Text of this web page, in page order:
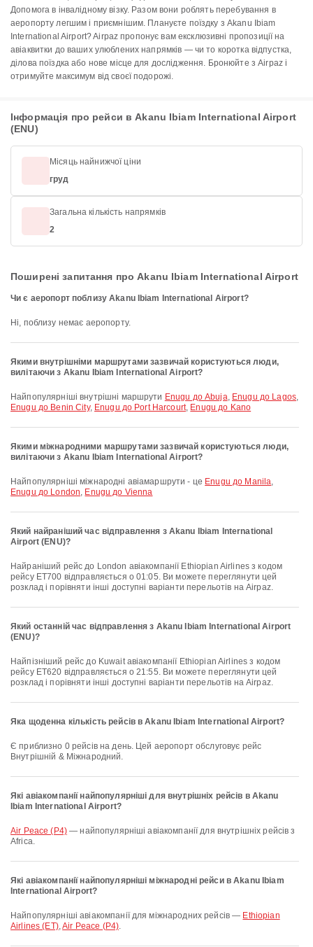
Допомога в інвалідному візку. Разом вони роблять перебування в
аеропорту легшим і приємнішим. Плануєте поїздку з Akanu Ibiam
International Airport? Airpaz пропонує вам ексклюзивні пропозиції на
авіаквитки до ваших улюблених напрямків — чи то коротка відпустка,
ділова поїздка або нове місце для дослідження. Бронюйте з Airpaz і
отримуйте максимум від своєї подорожі.
Інформація про рейси в Akanu Ibiam International Airport
(ENU)
Місяць найнижчої ціни
груд
Загальна кількість напрямків
2
Поширені запитання про Akanu Ibiam International Airport
Чи є аеропорт поблизу Akanu Ibiam International Airport?
Ні, поблизу немає аеропорту.
Якими внутрішніми маршрутами зазвичай користуються люди,
вилітаючи з Akanu Ibiam International Airport?
Найпопулярніші внутрішні маршрути Enugu до Abuja, Enugu до Lagos,
Enugu до Benin City, Enugu до Port Harcourt, Enugu до Kano
Якими міжнародними маршрутами зазвичай користуються люди,
вилітаючи з Akanu Ibiam International Airport?
Найпопулярніші міжнародні авіамаршрути - це Enugu до Manila,
Enugu до London, Enugu до Vienna
Який найраніший час відправлення з Akanu Ibiam International
Airport (ENU)?
Найраніший рейс до London авіакомпанії Ethiopian Airlines з кодом
рейсу ET700 відправляється о 01:05. Ви можете переглянути цей
розклад і порівняти інші доступні варіанти перельотів на Airpaz.
Який останній час відправлення з Akanu Ibiam International Airport
(ENU)?
Найпізніший рейс до Kuwait авіакомпанії Ethiopian Airlines з кодом
рейсу ET620 відправляється о 21:55. Ви можете переглянути цей
розклад і порівняти інші доступні варіанти перельотів на Airpaz.
Яка щоденна кількість рейсів в Akanu Ibiam International Airport?
Є приблизно 0 рейсів на день. Цей аеропорт обслуговує рейс
Внутрішній & Міжнародний.
Які авіакомпанії найпопулярніші для внутрішніх рейсів в Akanu
Ibiam International Airport?
Air Peace (P4)— найпопулярніші авіакомпанії для внутрішніх рейсів з
Africa.
Які авіакомпанії найпопулярніші міжнародні рейси в Akanu Ibiam
International Airport?
Найпопулярніші авіакомпанії для міжнародних рейсів — Ethiopian
Airlines (ET),Air Peace (P4).